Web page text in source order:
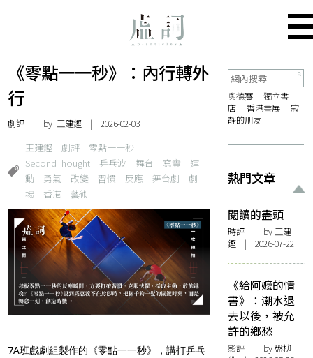
《零點一一秒》：內行轉外
行
劇評 | by 王建鏗 | 2026-02-03
王建鏗 劇評
零點一一秒
SecondThought
乒乓波 舞台 寫實
運
動
勇氣 改變 習慣 反應 舞台劇
劇
場
香港 藝術
7A班戲劇組製作的《零點一一秒》，講打乒乓
奧德賽
獨立書
店
香港書展
寂
靜的朋友
熱門文章
閱讀的盡頭
時評 | by 王建
鏗 | 2026-07-22
《給阿嬤的情
書》：潮水退
去以後，被允
許的鄉愁
影評 | by 盤柳